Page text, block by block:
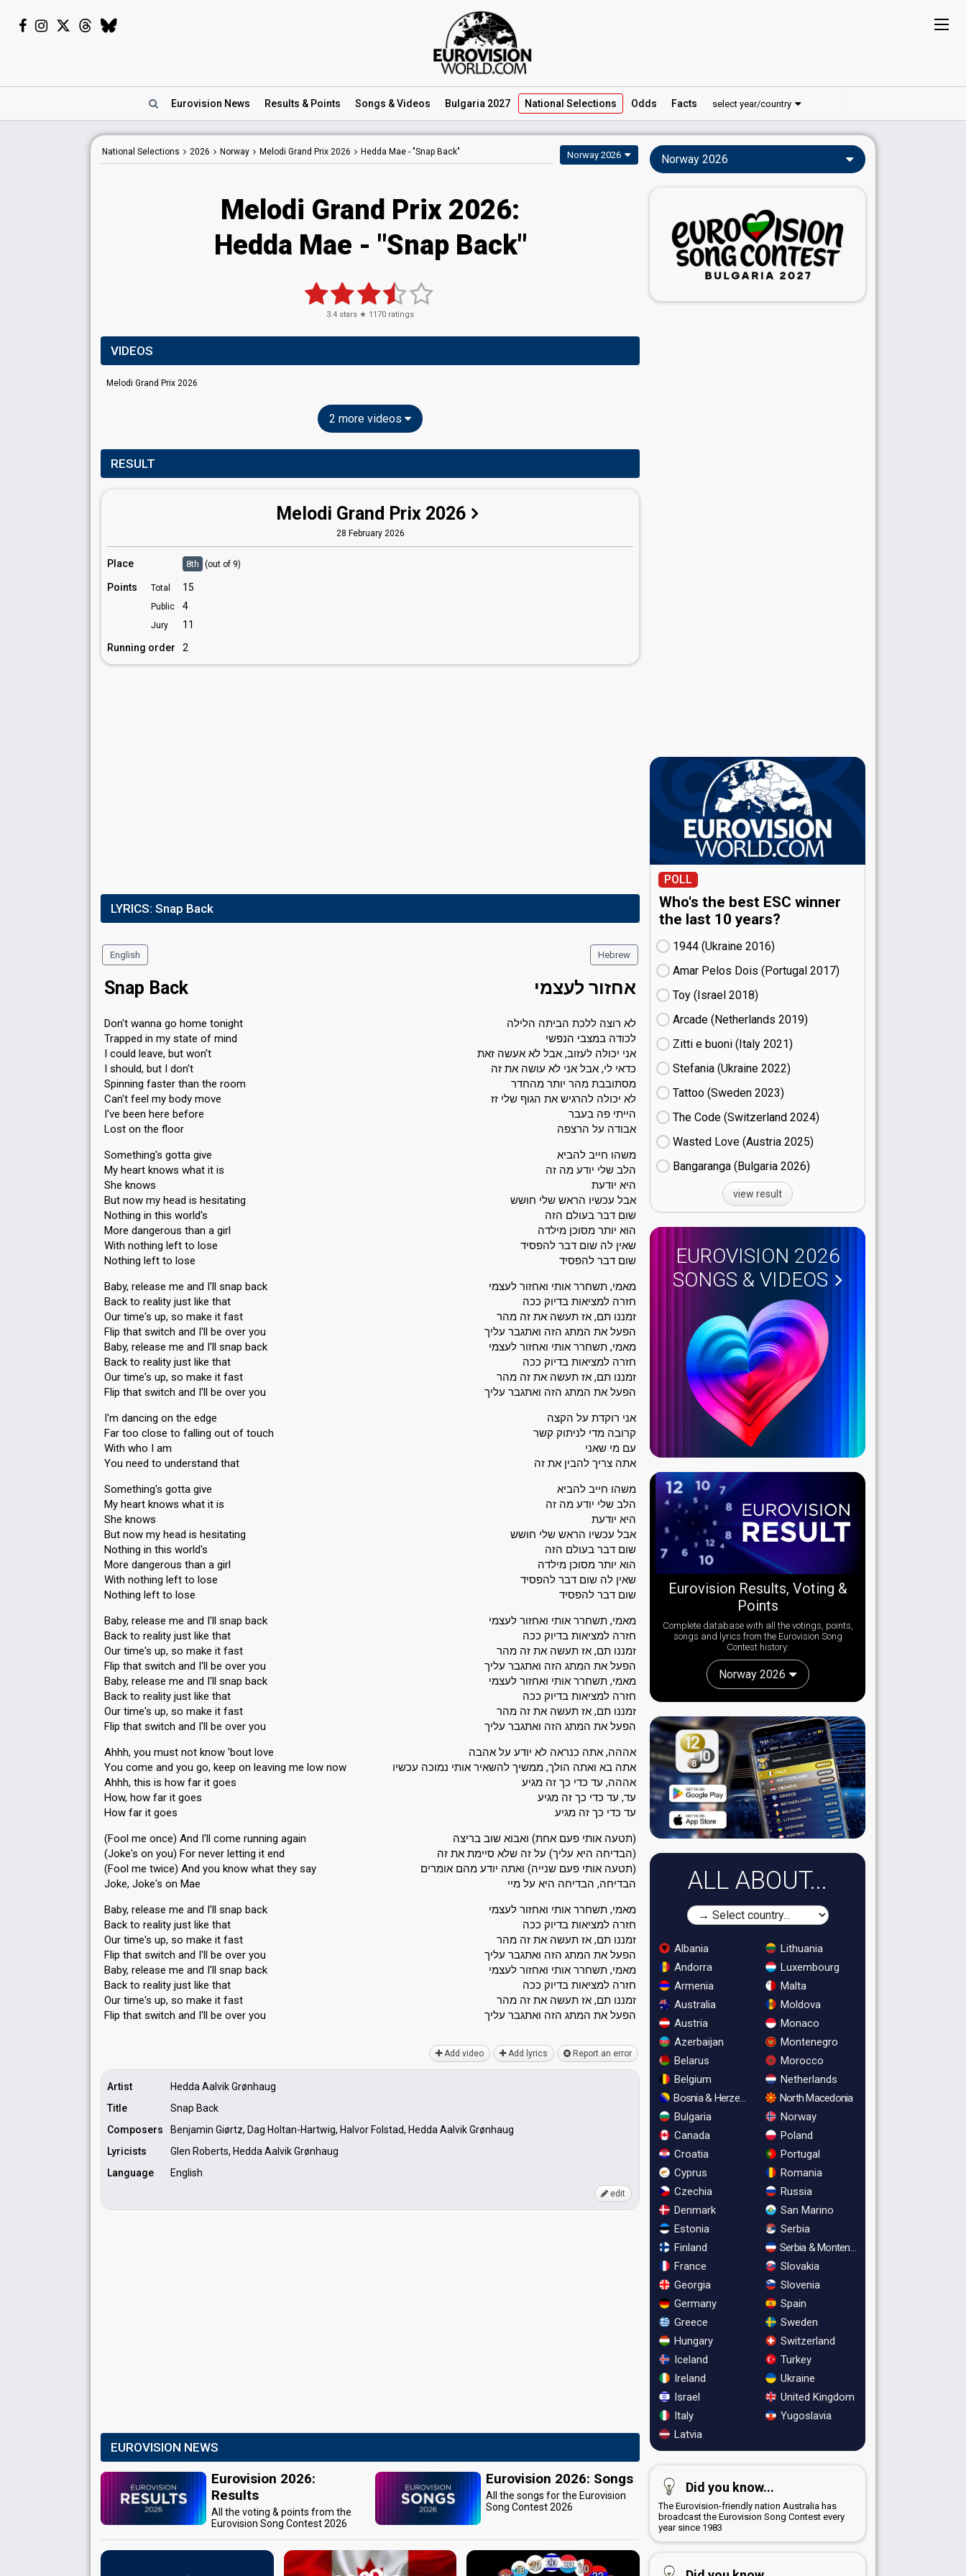
Eurovision News Results & Points Songs & Videos Bulgaria 2027 National Selections Odds Facts select year/country
National Selections 2026 Norway Melodi Grand Prix 2026 Hedda Mae - "Snap Back" Norway 2026
Melodi Grand Prix 2026:
Hedda Mae - "Snap Back"
3.4 stars ★ 1170 ratings
VIDEOS
Melodi Grand Prix 2026
2 more videos
RESULT
Melodi Grand Prix 2026
28 February 2026
Place 8th (out of 9)
Points Total 15
Public 4
Jury
11
Running order
2
LYRICS: Snap Back
English Hebrew
Snap Back
Don't wanna go home tonight
Trapped in my state of mind
I could leave, but won't
I should, but I don't
Spinning faster than the room
Can't feel my body move
I've been here before
Lost on the floor
Something's gotta give
My heart knows what it is
She knows
But now my head is hesitating
Nothing in this world's
More dangerous than a girl
With nothing left to lose
Nothing left to lose
Baby, release me and I'll snap back
Back to reality just like that
Our time's up, so make it fast
Flip that switch and I'll be over you
Baby, release me and I'll snap back
Back to reality just like that
Our time's up, so make it fast
Flip that switch and I'll be over you
I'm dancing on the edge
Far too close to falling out of touch
With who I am
You need to understand that
Something's gotta give
My heart knows what it is
She knows
But now my head is hesitating
Nothing in this world's
More dangerous than a girl
With nothing left to lose
Nothing left to lose
Baby, release me and I'll snap back
Back to reality just like that
Our time's up, so make it fast
Flip that switch and I'll be over you
Baby, release me and I'll snap back
Back to reality just like that
Our time's up, so make it fast
Flip that switch and I'll be over you
Ahhh, you must not know 'bout love
You come and you go, keep on leaving me low now
Ahhh, this is how far it goes
How, how far it goes
How far it goes
(Fool me once) And I'll come running again
(Joke's on you) For never letting it end
(Fool me twice) And you know what they say
Joke, Joke's on Mae
Baby, release me and I'll snap back
Back to reality just like that
Our time's up, so make it fast
Flip that switch and I'll be over you
Baby, release me and I'll snap back
Back to reality just like that
Our time's up, so make it fast
Flip that ѕwitch аnd I'll be over you
אחזור לעצמי
לא רוצה ללכת הביתה הלילה
לכודה במצבי הנפשי
אני יכולה לעזוב, אבל לא אעשה זאת
כדאי לי, אבל אני לא עושה את זה
מסתובבת מהר יותר מהחדר
לא יכולה להרגיש את הגוף שלי זז
הייתי פה בעבר
אבודה על הרצפה
משהו חייב להביא
הלב שלי יודע מה זה
היא יודעת
אבל עכשיו הראש שלי חושש
שום דבר בעולם הזה
הוא יותר מסוכן מילדה
שאין לה שום דבר להפסיד
שום דבר להפסיד
מאמי, תשחרר אותי ואחזור לעצמי
חזרה למציאות בדיוק ככה
זמננו תם, אז תעשה את זה מהר
הפעל את המתג הזה ואתגבר עליך
מאמי, תשחרר אותי ואחזור לעצמי
חזרה למציאות בדיוק ככה
זמננו תם, אז תעשה את זה מהר
הפעל את המתג הזה ואתגבר עליך
אני רוקדת על הקצה
קרובה מדי לניתוק קשר
עם מי שאני
אתה צריך להבין את זה
משהו חייב להביא
הלב שלי יודע מה זה
היא יודעת
אבל עכשיו הראש שלי חושש
שום דבר בעולם הזה
הוא יותר מסוכן מילדה
שאין לה שום דבר להפסיד
שום דבר להפסיד
מאמי, תשחרר אותי ואחזור לעצמי
חזרה למציאות בדיוק ככה
זמננו תם, אז תעשה את זה מהר
הפעל את המתג הזה ואתגבר עליך
מאמי, תשחרר אותי ואחזור לעצמי
חזרה למציאות בדיוק ככה
זמננו תם, אז תעשה את זה מהר
הפעל את המתג הזה ואתגבר עליך
אההה, אתה כנראה לא יודע על אהבה
אתה בא ואתה הולך, ממשיך להשאיר אותי נמוכה עכשיו
אההה, עד כדי כך זה מגיע
עד, עד כדי כך זה מגיע
עד כדי כך זה מגיע
(תטעה אותי פעם אחת) ואבוא שוב בריצה
(הבדיחה היא עליך) על זה שלא סיימת את זה
(תטעה אותי פעם שנייה) ואתה יודע מהם אומרים
הבדיחה, הבדיחה היא על מיי
מאמי, תשחרר אותי ואחזור לעצמי
חזרה למציאות בדיוק ככה
זמננו תם, אז תעשה את זה מהר
הפעל את המתג הזה ואתגבר עליך
מאמי, תשחרר אותי ואחזור לעצמי
חזרה למציאות בדיוק ככה
זמננו תם, אז תעשה את זה מהר
הפעל את המתג הזה ואתגבר עליך
Add video Add lyrics Report an error
Artist
Hedda Aalvik Grønhaug
Title
Snap Back
Composers
Benjamin Giørtz, Dag Holtan-Hartwig, Halvor Folstad, Hedda Aalvik Grønhaug
Lyricists
Glen Roberts, Hedda Aalvik Grønhaug
Language
English
edit
EUROVISION NEWS
Eurovision 2026:
Results
All the voting & points from the
Eurovision Song Contest 2026
Eurovision 2026: Songs
All the songs for the Eurovision
Song Contest 2026
Norway 2026
POLL
Who's the best ESC winner
the last 10 years?
1944 (Ukraine
16)
Amar Pelos Dois (Portugal
17)
Toy (Israel
18)
Arcade (Netherlands
19)
Zitti e buoni​ (Italy
21)
Stefania (Ukraine
22)
Tattoo (Sweden
23)
The Code (Switzerland
24)
Wasted Love (Austria
25)
Bangaranga (Bulgaria
26)
view result
EUROVISION 2026
SONGS & VIDEOS
Eurovision Results, Voting &
Points
Complete database with all the votings, points,
songs and lyrics from the Eurovision Song
Contest history:
Norway 2026
ALL ABOUT...
Albania
Andorra
Armenia
Australia
Austria
Azerbaijan
Belarus
Belgium
Bosnia & Herzegovina
Bulgaria
Canada
Croatia
Cyprus
Czechia
Denmark
Estonia
Finland
France
Georgia
Germany
Greece
Hungary
Iceland
Ireland
Israel
Italy
Latvia
Lithuania
Luxembourg
Malta
Moldova
Monaco
Montenegro
Morocco
Netherlands
North Macedonia
Norway
Poland
Portugal
Romania
Russia
San Marino
Serbia
Serbia & Montenegro
Slovakia
Slovenia
Spain
Sweden
Switzerland
Turkey
Ukraine
United Kingdom
Yugoslavia
Did you know...
The Eurovision-friendly nation Australia has
broadcast the Eurovision Song Contest every
year since 1983